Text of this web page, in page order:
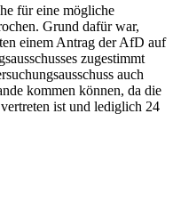
für eine mögliche
Grund dafür war,
einem Antrag der AfD auf
zugestimmt
auch
kommen können, da die
ist und lediglich 24